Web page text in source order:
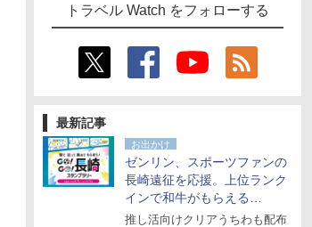
トラベル Watch をフォローする
最新記事
お出かけ
ゼンリン、スポーツファンの
長崎遠征を応援。上位ランク
インで和牛がもらえる
「GO！GO！長崎スタンプラ
推し活向けクリアうちわも配布